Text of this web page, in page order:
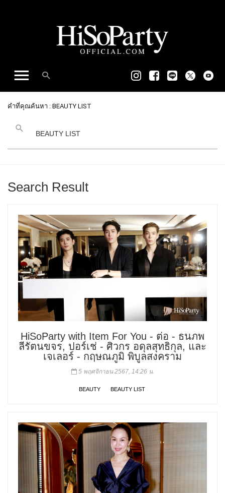
คำที่คุณค้นหา : BEAUTY LIST
Search Result
HiSoParty with Item For You - ต่อ - ธนภพ
ลีรัตนขจร, ปอร์เช่ - ศิวกร อดุลสุทธิกุล, และ
เจเลอร์ - กฤษณภูมิ พิบูลสงคราม
5 พฤศจิกายน 2567, 14:26 น.
BEAUTY BEAUTY LIST